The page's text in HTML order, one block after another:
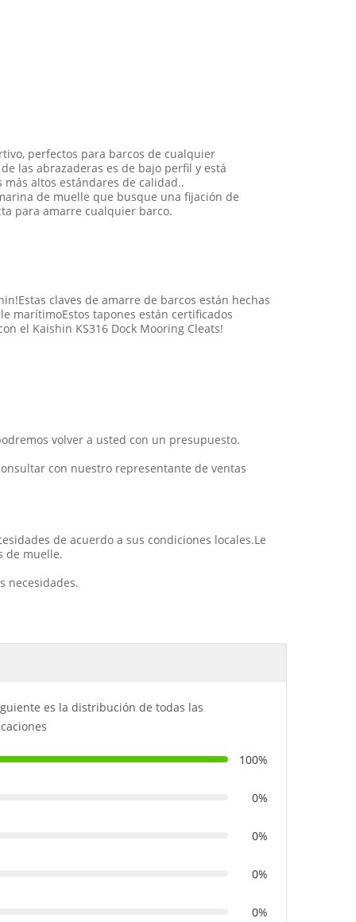
perfectos para barcos de cualquier
las abrazaderas es de bajo perfil y está
altos estándares de calidad..
de muelle que busque una fijación de
para amarre cualquier barco.
claves de amarre de barcos están hechas
marítimoEstos tapones están certificados
el Kaishin KS316 Dock Mooring Cleats!
volver a usted con un presupuesto.
con nuestro representante de ventas
de acuerdo a sus condiciones locales.Le
de muelle.
necesidades.
es la distribución de todas las
100%
0%
0%
0%
0%